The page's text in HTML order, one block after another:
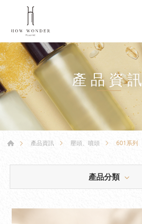
產品資訊
產品資訊 壓頭、噴頭 601系列
產品分類